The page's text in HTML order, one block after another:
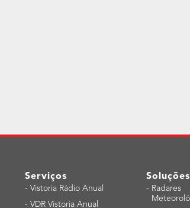
Serviços
- Vistoria Rádio Anual
- VDR Vistoria Anual
Soluções
- Radares